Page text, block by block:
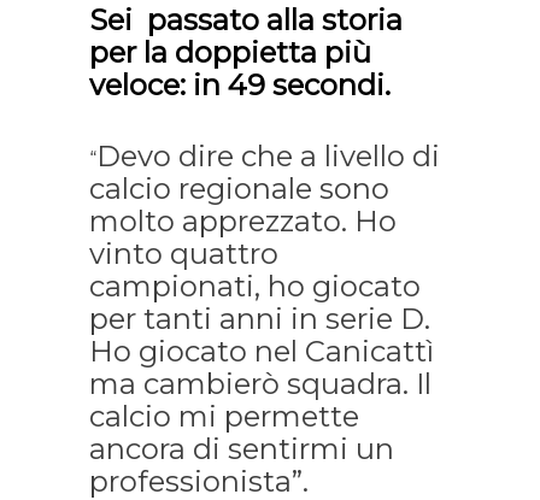
Sei passato alla storia
per la doppietta più
veloce: in 49 secondi.
“Devo dire che a livello di
calcio regionale sono
molto apprezzato. Ho
vinto quattro
campionati, ho giocato
per tanti anni in serie D.
Ho giocato nel Canicattì
ma cambierò squadra. Il
calcio mi permette
ancora di sentirmi un
professionista”.